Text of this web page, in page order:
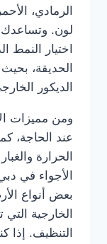
الرمادي،
لون. وتساعدك
اختيار النمط
الحديقة،
الديكور
ومن مميزات
عند الحاجة،
الحرارة
الأجواء في
بعض أنواع
الخارجية
التنظيف.